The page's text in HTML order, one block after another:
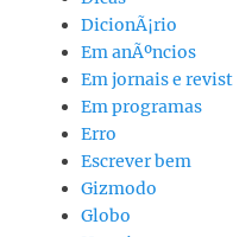
DicionÃ¡rio
Em anÃºncios
Em jornais e
Em programas
Erro
Escrever bem
Gizmodo
Globo